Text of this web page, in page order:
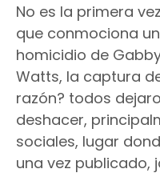
No es la primera
que conmociona
homicidio de
Watts, la captura
razón? todos
deshacer,
sociales, lugar
una vez publicado,